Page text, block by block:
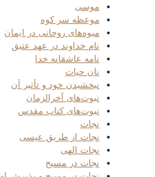
موسی
موعظه سر کوه
میوه‌های روحانی در ایمان
نام خداوند در عهد عتیق
نامه عاشقانه خدا
نان حیات
نبخشیدن خود و تأثیر آن
نبوت‌های آخرالزمان
نبوت‌های کتاب مقدس
نجات
نجات از طریق عیسی
نجات الهی
نجات در مسیح